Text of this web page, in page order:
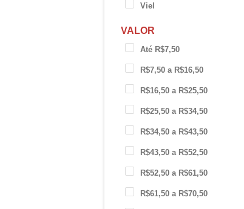
Viel
VALOR
Até R$7,50
R$7,50 a R$16,50
R$16,50 a R$25,50
R$25,50 a R$34,50
R$34,50 a R$43,50
R$43,50 a R$52,50
R$52,50 a R$61,50
R$61,50 a R$70,50